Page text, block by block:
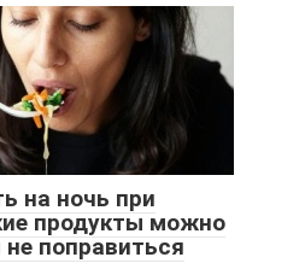
на ночь при
продукты можно
поправиться